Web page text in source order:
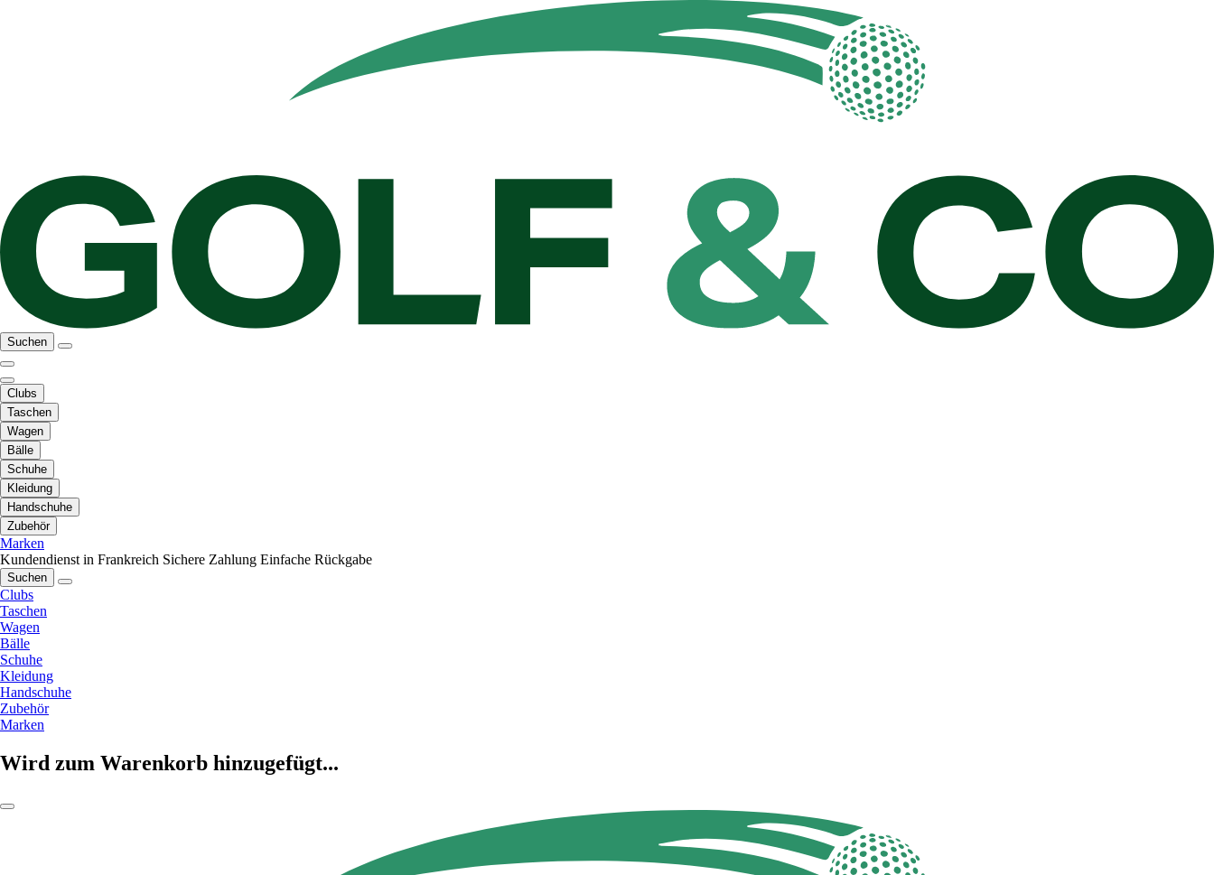
Suchen
Clubs
Taschen
Wagen
Bälle
Schuhe
Kleidung
Handschuhe
Zubehör
Marken
Kundendienst in Frankreich Sichere Zahlung Einfache Rückgabe
Suchen
Clubs
Taschen
Wagen
Bälle
Schuhe
Kleidung
Handschuhe
Zubehör
Marken
Wird zum Warenkorb hinzugefügt...